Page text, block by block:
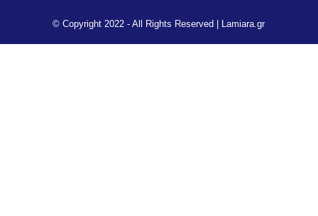
© Copyright 2022 - All Rights Reserved | Lamiara.gr